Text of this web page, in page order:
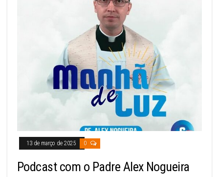
13 de março de 2025 0
Podcast com o Padre Alex Nogueira